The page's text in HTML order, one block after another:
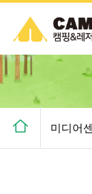
미디어